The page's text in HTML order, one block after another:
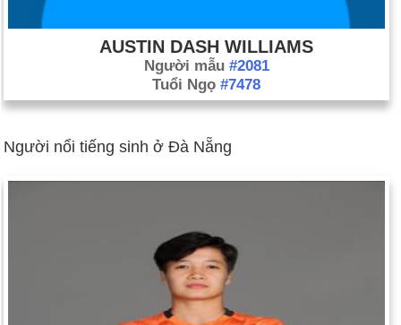
AUSTIN DASH WILLIAMS
Người mẫu #2081
Tuổi Ngọ #7478
Người nổi tiếng sinh ở Đà Nẵng